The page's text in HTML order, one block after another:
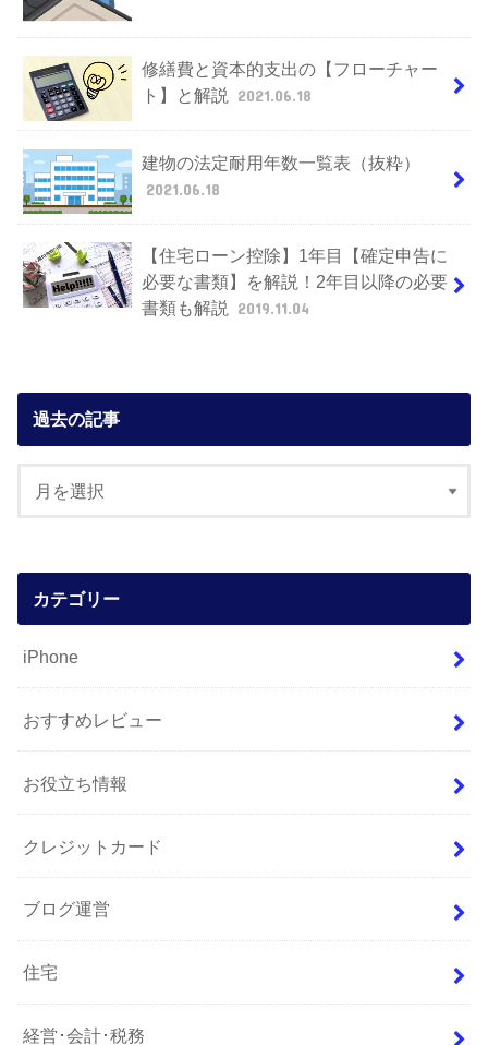
修繕費と資本的支出の【フローチャー
ト】と解説
2021.06.18
建物の法定耐用年数一覧表（抜粋）
2021.06.18
【住宅ローン控除】1年目【確定申告に
必要な書類】を解説！2年目以降の必要
書類も解説
2019.11.04
過去の記事
カテゴリー
iPhone
おすすめレビュー
お役立ち情報
クレジットカード
ブログ運営
住宅
経営･会計･税務